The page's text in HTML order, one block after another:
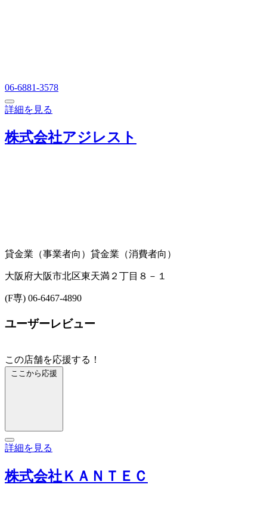
06-6881-3578
詳細を見る
株式会社アジレスト
貸金業（事業者向） 貸金業（消費者向）
大阪府大阪市北区東天満２丁目８－１
(F専) 06-6467-4890
ユーザーレビュー
この店舗を応援する！
ここから応援
詳細を見る
株式会社ＫＡＮＴＥＣ